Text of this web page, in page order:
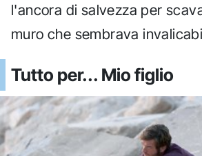
l'ancora di salvezza per
muro che sembrava
Tutto per... Mio figlio